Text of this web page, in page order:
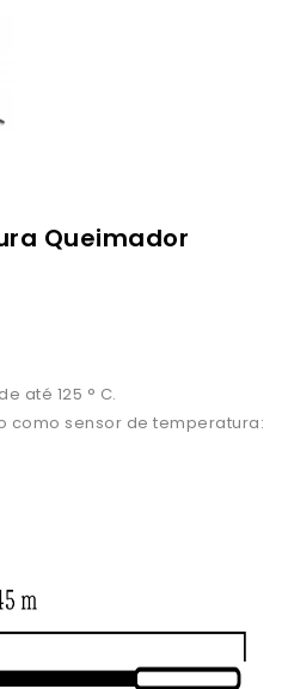
Queimador
até 125 ° C.
como sensor de temperatura: